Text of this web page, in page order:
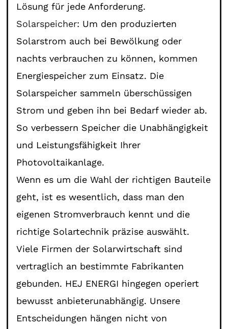
Lösung für jede Anforderung.
Solarspeicher: Um den produzierten
Solarstrom auch bei Bewölkung oder
nachts verbrauchen zu können, kommen
Energiespeicher zum Einsatz. Die
Solarspeicher sammeln überschüssigen
Strom und geben ihn bei Bedarf wieder ab.
So verbessern Speicher die Unabhängigkeit
und Leistungsfähigkeit Ihrer
Photovoltaikanlage.
Wenn es um die Wahl der richtigen Bauteile
geht, ist es wesentlich, dass man den
eigenen Stromverbrauch kennt und die
richtige Solartechnik präzise auswählt.
Viele Firmen der Solarwirtschaft sind
vertraglich an bestimmte Fabrikanten
gebunden. HEJ ENERGI hingegen operiert
bewusst anbieterunabhängig. Unsere
Entscheidungen hängen nicht von